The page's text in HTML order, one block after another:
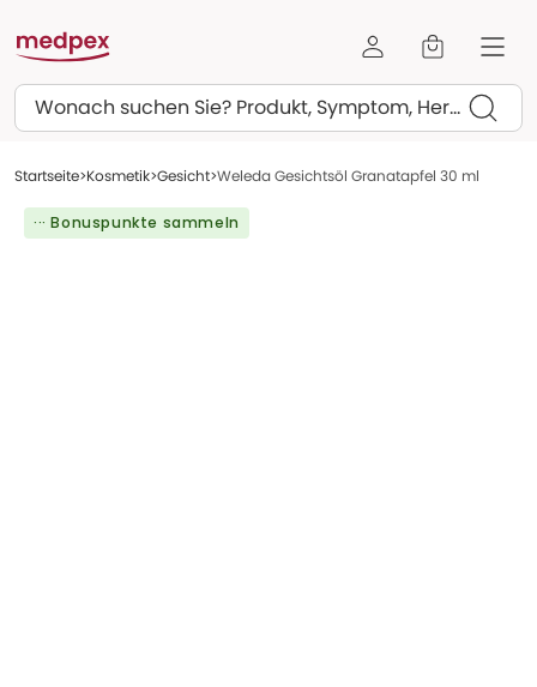
Suchen
Startseite Kosmetik Gesicht Weleda Gesichtsöl Granatapfel 30 ml
··· Bonuspunkte sammeln